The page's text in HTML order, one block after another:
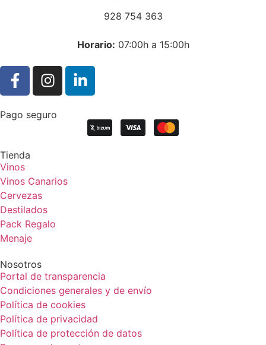
928 754 363
Horario: 07:00h a 15:00h
Pago seguro
Tienda
Vinos
Vinos Canarios
Cervezas
Destilados
Pack Regalo
Menaje
Nosotros
Portal de transparencia
Condiciones generales y de envío
Política de cookies
Política de privacidad
Política de protección de datos